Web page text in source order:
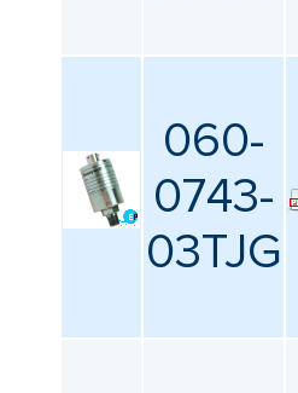
060-
0743-
03TJG